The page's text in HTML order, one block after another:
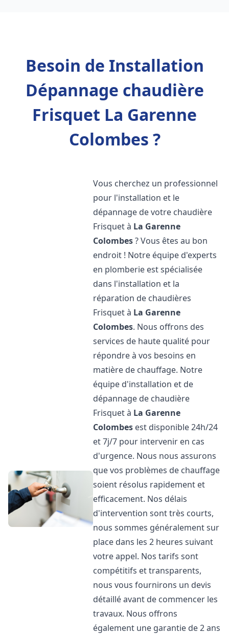
Besoin de Installation
Dépannage chaudière
Frisquet La Garenne
Colombes ?
Vous cherchez un professionnel
pour l'installation et le
dépannage de votre chaudière
Frisquet à La Garenne
Colombes? Vous êtes au bon
endroit ! Notre équipe d'experts
en plomberie est spécialisée
dans l'installation et la
réparation de chaudières
Frisquet à La Garenne
Colombes. Nous offrons des
services de haute qualité pour
répondre à vos besoins en
matière de chauffage. Notre
équipe d'installation et de
dépannage de chaudière
Frisquet à La Garenne
Colombes est disponible 24h/24
et 7j/7 pour intervenir en cas
d'urgence. Nous nous assurons
que vos problèmes de chauffage
soient résolus rapidement et
efficacement. Nos délais
d'intervention sont très courts,
nous sommes généralement sur
place dans les 2 heures suivant
votre appel. Nos tarifs sont
compétitifs et transparents,
nous vous fournirons un devis
détaillé avant de commencer les
travaux. Nous offrons
également une garantie de 2 ans